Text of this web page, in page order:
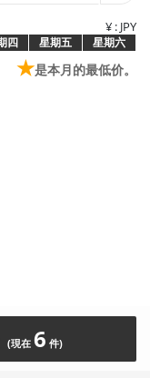
¥ : JPY
四 星期五 星期六
★是本月的最低价。
6